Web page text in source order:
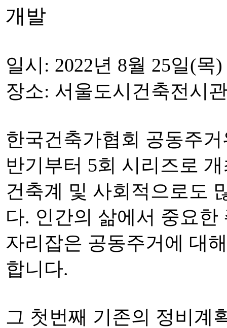
개발
일시: 2022년 8월 25일(목
장소: 서울도시건축전시
한국건축가협회 공동주
반기부터 5회 시리즈로
건축계 및 사회적으로도
다. 인간의 삶에서 중요
자리잡은 공동주거에 대
합니다.
그 첫번째 기존의 정비계